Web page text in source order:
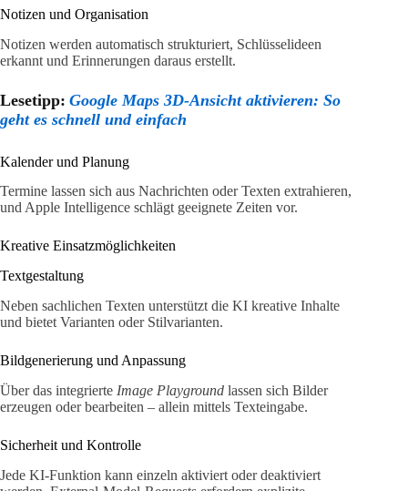
Notizen und Organisation
Notizen werden automatisch strukturiert, Schlüsselideen
erkannt und Erinnerungen daraus erstellt.
Lesetipp: Google Maps 3D-Ansicht aktivieren: So
geht es schnell und einfach
Kalender und Planung
Termine lassen sich aus Nachrichten oder Texten extrahieren,
und Apple Intelligence schlägt geeignete Zeiten vor.
Kreative Einsatzmöglichkeiten
Textgestaltung
Neben sachlichen Texten unterstützt die KI kreative Inhalte
und bietet Varianten oder Stilvarianten.
Bildgenerierung und Anpassung
Über das integrierte Image Playground lassen sich Bilder
erzeugen oder bearbeiten – allein mittels Texteingabe.
Sicherheit und Kontrolle
Jede KI-Funktion kann einzeln aktiviert oder deaktiviert